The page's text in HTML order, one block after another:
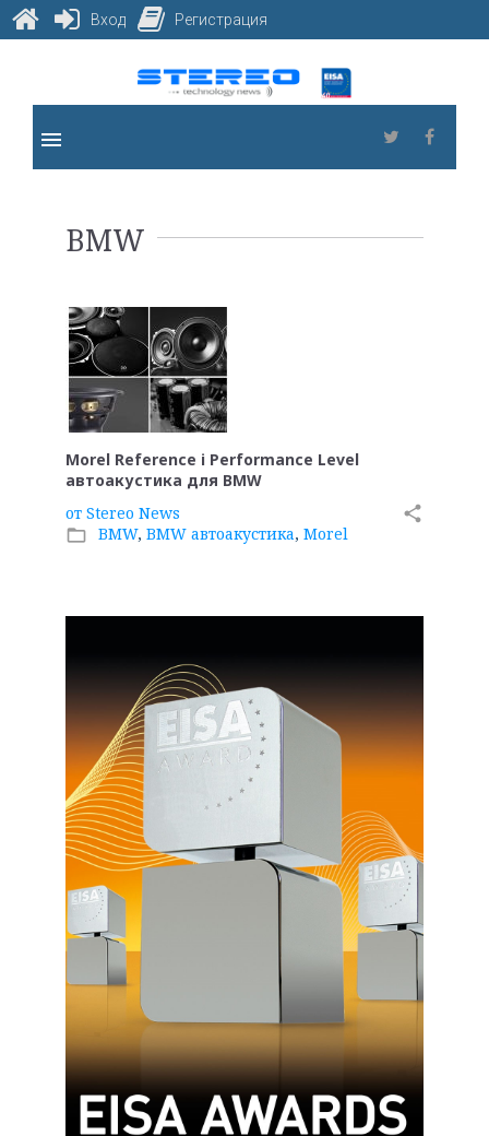
content
Twitter
menu
BMW
BMW
Morel Reference і Performance Level
автоакустика для BMW
от Stereo News
folder_open BMW, BMW автоакустика, Morel
share
Вход Регистрация